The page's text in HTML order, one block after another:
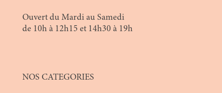
Ouvert du Mardi au Samedi
de 10h à 12h15 et 14h30 à 19h
NOS CATEGORIES